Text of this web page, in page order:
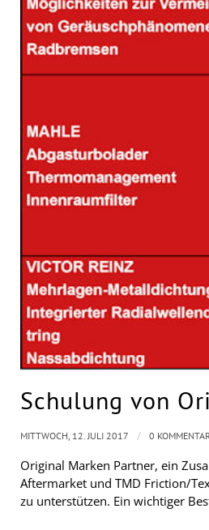
Schulung von
Original Marken Partner, ein
Aftermarket und TMD Friction/
zu unterstützen. Ein wichtiger
MITTWOCH, 12. JULI 2017 / 0